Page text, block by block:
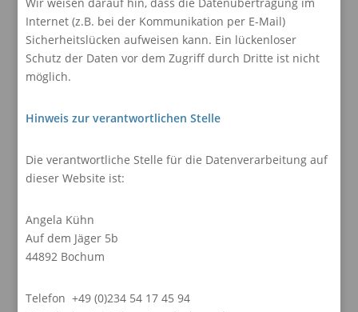
Internet (z.B. bei der Kommunikation per E-Mail)
Sicherheitslücken aufweisen kann. Ein lückenloser
Schutz der Daten vor dem Zugriff durch Dritte ist nicht
möglich.
Hinweis zur verantwortlichen Stelle
Die verantwortliche Stelle für die Datenverarbeitung auf
dieser Website ist:
Angela Kühn
Auf dem Jäger 5b
44892 Bochum
Telefon +49 (0)234 54 17 45 94